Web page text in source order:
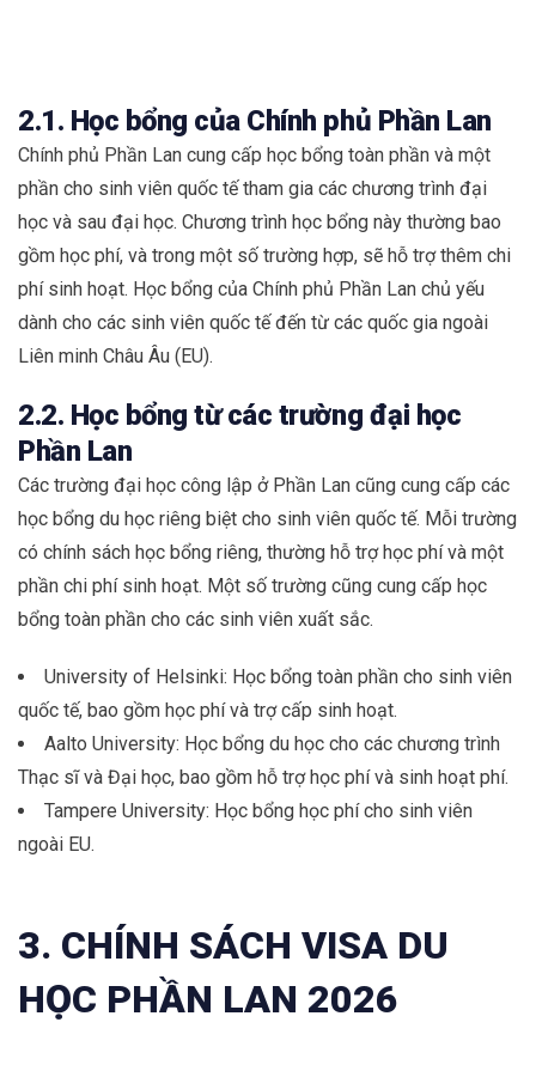
2.1. Học bổng của Chính phủ Phần Lan
Chính phủ Phần Lan cung cấp học bổng toàn phần và một
phần cho sinh viên quốc tế tham gia các chương trình đại
học và sau đại học. Chương trình học bổng này thường bao
gồm học phí, và trong một số trường hợp, sẽ hỗ trợ thêm chi
phí sinh hoạt. Học bổng của Chính phủ Phần Lan chủ yếu
dành cho các sinh viên quốc tế đến từ các quốc gia ngoài
Liên minh Châu Âu (EU).
2.2. Học bổng từ các trường đại học
Phần Lan
Các trường đại học công lập ở Phần Lan cũng cung cấp các
học bổng du học riêng biệt cho sinh viên quốc tế. Mỗi trường
có chính sách học bổng riêng, thường hỗ trợ học phí và một
phần chi phí sinh hoạt. Một số trường cũng cung cấp học
bổng toàn phần cho các sinh viên xuất sắc.
University of Helsinki: Học bổng toàn phần cho sinh viên
quốc tế, bao gồm học phí và trợ cấp sinh hoạt.
Aalto University: Học bổng du học cho các chương trình
Thạc sĩ và Đại học, bao gồm hỗ trợ học phí và sinh hoạt phí.
Tampere University: Học bổng học phí cho sinh viên
ngoài EU.
3. CHÍNH SÁCH VISA DU
HỌC PHẦN LAN 2026